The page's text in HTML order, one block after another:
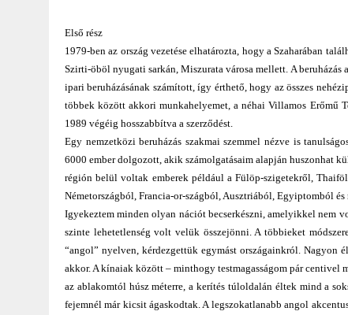
Első rész
1979-ben az ország vezetése elhatározta, hogy a Szaharában
Szirti-öböl nyugati sarkán, Miszurata városa mellett. A
ipari beruházásának számított, így érthető, hogy az összes
többek között akkori munkahelyemet, a néhai Villamos Erőmű
1989 végéig hosszabbítva a szerződést.
Egy nemzetközi beruházás szakmai szemmel nézve is
6000 ember dolgozott, akik számolgatásaim alapján huszonhat
régión belül voltak emberek például a Fülöp-szigetekről,
Németországból, Francia-or-szágból, Ausztriából, Egyiptomból és
Igyekeztem minden olyan nációt becserkészni, amelyikkel nem
szinte lehetetlenség volt velük összejönni. A többieket
“angol” nyelven, kérdezgettük egymást országainkról. Nagyon
akkor. A kínaiak között – minthogy testmagasságom pár centivel
az ablakomtól húsz méterre, a kerítés túloldalán éltek mind a
fejemnél már kicsit ágaskodtak. A legszokatlanabb angol